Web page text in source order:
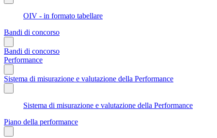
OIV - in formato tabellare
Bandi di concorso
Bandi di concorso
Performance
Sistema di misurazione e valutazione della Performance
Sistema di misurazione e valutazione della Performance
Piano della performance